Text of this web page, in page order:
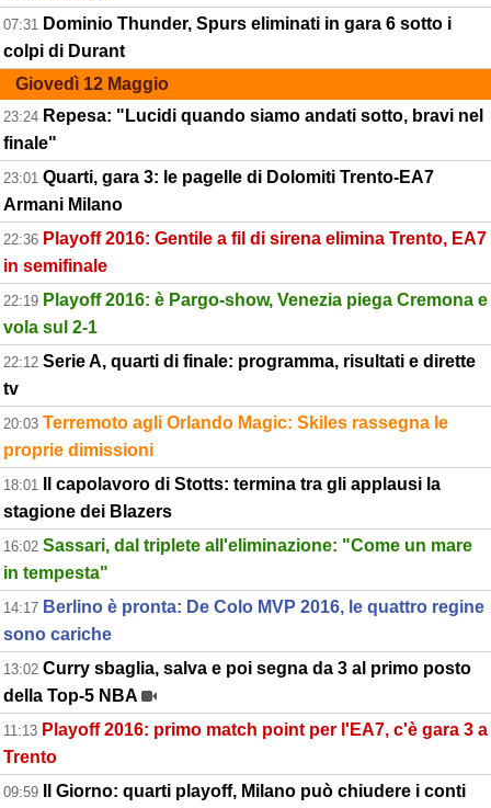
07:31 Dominio Thunder, Spurs eliminati in gara 6 sotto i
colpi di Durant
Giovedì 12 Maggio
23:24 Repesa: "Lucidi quando siamo andati sotto, bravi nel
finale"
23:01 Quarti, gara 3: le pagelle di Dolomiti Trento-EA7
Armani Milano
22:36 Playoff 2016: Gentile a fil di sirena elimina Trento, EA7
in semifinale
22:19 Playoff 2016: è Pargo-show, Venezia piega Cremona e
vola sul 2-1
22:12 Serie A, quarti di finale: programma, risultati e dirette
tv
20:03 Terremoto agli Orlando Magic: Skiles rassegna le
proprie dimissioni
18:01
Il capolavoro di Stotts: termina tra gli applausi la
stagione dei Blazers
16:02 Sassari, dal triplete all'eliminazione: "Come un mare
in tempesta"
14:17 Berlino è pronta: De Colo MVP 2016, le quattro regine
sono cariche
13:02 Curry sbaglia, salva e poi segna da 3 al primo posto
della Top-5 NBA
11:13 Playoff 2016: primo match point per l'EA7, c'è gara 3 a
Trento
09:59 Il Giorno: quarti playoff, Milano può chiudere i conti